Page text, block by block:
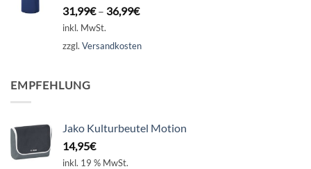
31,99€– 36,99€
inkl. MwSt.
zzgl. Versandkosten
EMPFEHLUNG
Jako Kulturbeutel Motion
14,95€
inkl. 19 % MwSt.